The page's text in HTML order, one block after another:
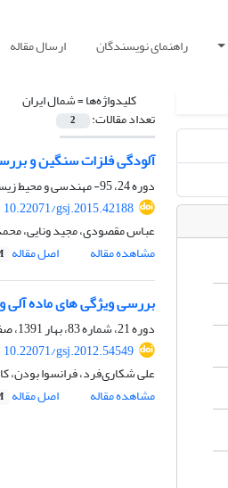
راهنمای نویسندگان ارسال مقاله
کلیدواژه‌ها =شمال ایران
تعداد مقالات: 2
آلودگی فلزات سنگین و
دوره 24، 95- مهندسی و محیط زیست، بهار 1394، صفحه
10.22071/gsj.2015.42188
عباس مقصودی، مجید ونایی،
مشاهده مقاله
اصل مقاله
بررسی ویژگی های ماده
دوره 21، شماره 83، بهار 1391، صفحه
10.22071/gsj.2012.54549
علی شکاری‌فرد، فرانسوا بودن،
مشاهده مقاله
اصل مقاله